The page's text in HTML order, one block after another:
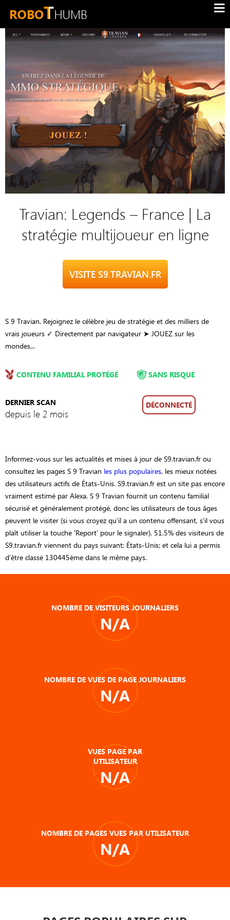
Travian: Legends – France | La
stratégie multijoueur en ligne
VISITE S9.TRAVIAN.FR
S 9 Travian. Rejoignez le célèbre jeu de stratégie et des milliers de
vrais joueurs ✓ Directement par navigateur ➤ JOUEZ sur les
mondes...
CONTENU FAMILIAL PROTÉGÉ
DERNIER SCAN
depuis le 2 mois
SANS RISQUE
DÉCONNECTÉ
Informez-vous sur les actualités et mises à jour de S9.travian.fr ou
consultez les pages S 9 Travian les plus populaires, les mieux notées
des utilisateurs actifs de États-Unis. S9.travian.fr est un site pas encore
vraiment estimé par Alexa. S 9 Travian fournit un contenu familial
sécurisé et généralement protégé, donc les utilisateurs de tous âges
peuvent le visiter (si vous croyez qu'il a un contenu offensant, s'il vous
plaît utiliser la touche 'Report' pour le signaler). 51.5% des visiteurs de
S9.travian.fr viennent du pays suivant: États-Unis; et cela lui a permis
d’être classé 130445ème dans le même pays.
NOMBRE DE VISITEURS JOURNALIERS
N/A
NOMBRE DE VUES DE PAGE JOURNALIERS
N/A
VUES PAGE PAR
UTILISATEUR
N/A
NOMBRE DE PAGES VUES PAR UTILISATEUR
N/A